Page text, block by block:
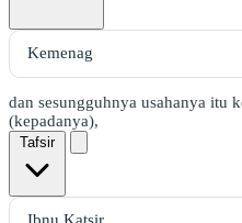
dan sesungguhnya usahanya itu
(kepadanya),
Tafsir